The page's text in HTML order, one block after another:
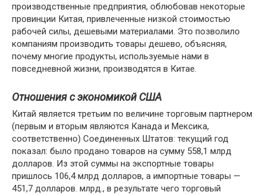
производственные предприятия, облюбовав некоторые
провинции Китая, привлеченные низкой стоимостью
рабочей силы, дешевыми материалами. Это позволило
компаниям производить товары дешево, объясняя,
почему многие продукты, используемые нами в
повседневной жизни, производятся в Китае.
Отношения с экономикой США
Китай является третьим по величине торговым партнером
(первым и вторым являются Канада и Мексика,
соответственно) Соединенных Штатов: текущий год
показал: было продано товаров на сумму 558,1 млрд
долларов. Из этой суммы на экспортные товары
пришлось 106,4 млрд долларов, а импортные товары —
451,7 долларов. млрд., в результате чего торговый